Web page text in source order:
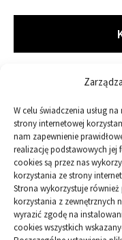
W celu świadczenia usług
strony internetowej
nam zapewnienie
realizację podstawowych jej
cookies są przez nas
korzystania ze strony
Strona wykorzystuje
korzystania z zewnętrznych
wyrazić zgodę na
cookies wszystkich
ARTYKUŁ
Budowa
Dom
Ogród
Przemysł